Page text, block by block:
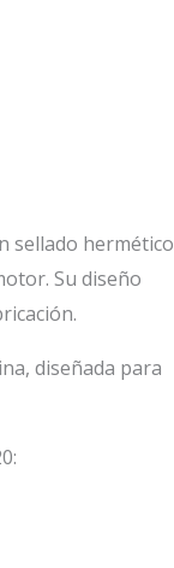
sellado hermético
Su diseño
diseñada para